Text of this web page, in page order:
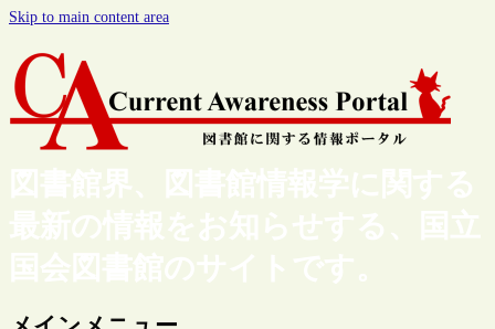
Skip to main content area
図書館界、図書館情報学に関する
最新の情報をお知らせする、国立
国会図書館のサイトです。